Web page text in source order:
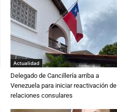
Actualidad
Delegado de Cancillería arriba a
Venezuela para iniciar reactivación de
relaciones consulares